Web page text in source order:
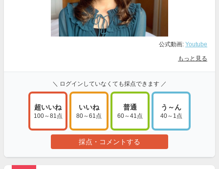
公式動画: Youtube
もっと見る
＼ ログインしていなくても採点できます ／
超いいね
100～81点
いいね
80～61点
普通
60～41点
う～ん
40～1点
採点・コメントする